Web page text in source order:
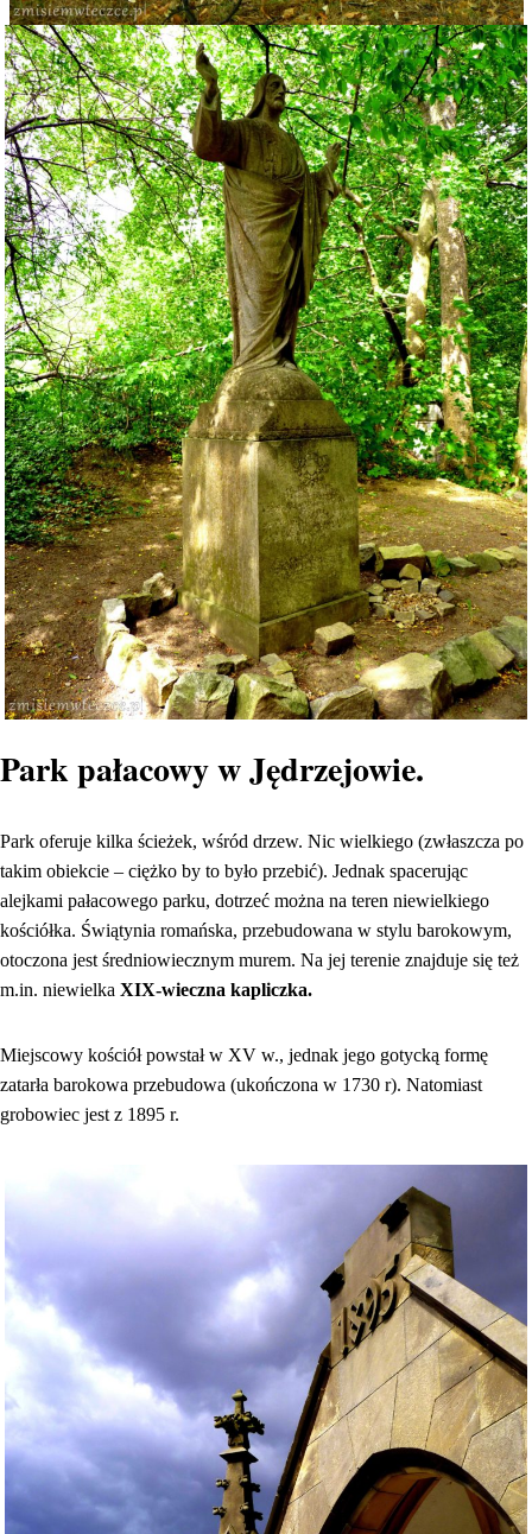
Park pałacowy w Jędrzejowie.
Park oferuje kilka ścieżek, wśród drzew. Nic wielkiego (zwłaszcza po
takim obiekcie – ciężko by to było przebić). Jednak spacerując
alejkami pałacowego parku, dotrzeć można na teren niewielkiego
kościółka. Świątynia romańska, przebudowana w stylu barokowym,
otoczona jest średniowiecznym murem. Na jej terenie znajduje się też
m.in. niewielka XIX-wieczna kapliczka.
Miejscowy kościół powstał w XV w., jednak jego gotycką formę
zatarła barokowa przebudowa (ukończona w 1730 r). Natomiast
grobowiec jest z 1895 r.